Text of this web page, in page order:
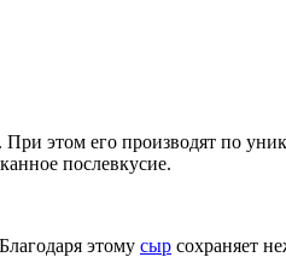
этом его производят по
послевкусие.
этому сыр сохраняет